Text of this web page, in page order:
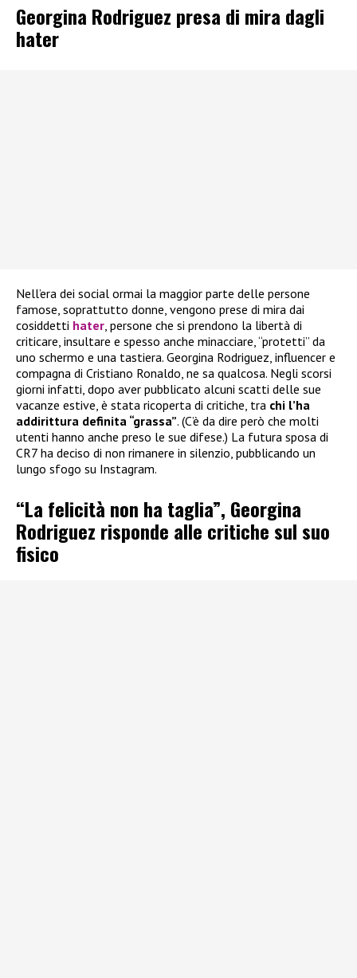
Georgina Rodriguez presa di mira dagli
hater
Nell’era dei social ormai la maggior parte delle persone
famose, soprattutto donne, vengono prese di mira dai
cosiddetti hater, persone che si prendono la libertà di
criticare, insultare e spesso anche minacciare, “protetti” da
uno schermo e una tastiera. Georgina Rodriguez, influencer e
compagna di Cristiano Ronaldo, ne sa qualcosa. Negli scorsi
giorni infatti, dopo aver pubblicato alcuni scatti delle sue
vacanze estive, è stata ricoperta di critiche, tra chi l’ha
addirittura definita “grassa”. (C’è da dire però che molti
utenti hanno anche preso le sue difese.) La futura sposa di
CR7 ha deciso di non rimanere in silenzio, pubblicando un
lungo sfogo su Instagram.
“La felicità non ha taglia”, Georgina
Rodriguez risponde alle critiche sul suo
fisico